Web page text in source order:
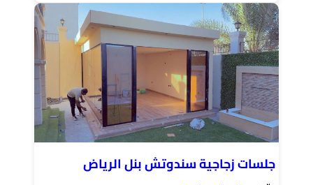
جلسات زجاجية سندوتش بنل الرياض